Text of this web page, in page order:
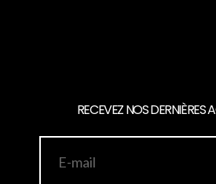
RECEVEZ NOS DERNIÈRES